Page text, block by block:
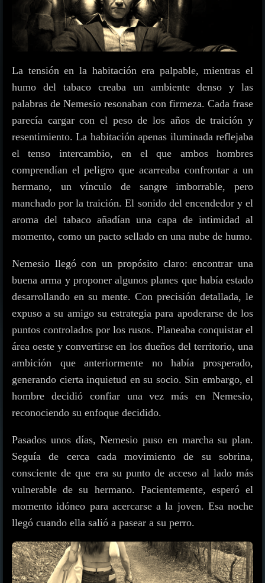
La tensión en la habitación era palpable, mientras el
humo del tabaco creaba un ambiente denso y las
palabras de Nemesio resonaban con firmeza. Cada frase
parecía cargar con el peso de los años de traición y
resentimiento. La habitación apenas iluminada reflejaba
el tenso intercambio, en el que ambos hombres
comprendían el peligro que acarreaba confrontar a un
hermano, un vínculo de sangre imborrable, pero
manchado por la traición. El sonido del encendedor y el
aroma del tabaco añadían una capa de intimidad al
momento, como un pacto sellado en una nube de humo.
Nemesio llegó con un propósito claro: encontrar una
buena arma y proponer algunos planes que había estado
desarrollando en su mente. Con precisión detallada, le
expuso a su amigo su estrategia para apoderarse de los
puntos controlados por los rusos. Planeaba conquistar el
área oeste y convertirse en los dueños del territorio, una
ambición que anteriormente no había prosperado,
generando cierta inquietud en su socio. Sin embargo, el
hombre decidió confiar una vez más en Nemesio,
reconociendo su enfoque decidido.
Pasados unos días, Nemesio puso en marcha su plan.
Seguía de cerca cada movimiento de su sobrina,
consciente de que era su punto de acceso al lado más
vulnerable de su hermano. Pacientemente, esperó el
momento idóneo para acercarse a la joven. Esa noche
llegó cuando ella salió a pasear a su perro.